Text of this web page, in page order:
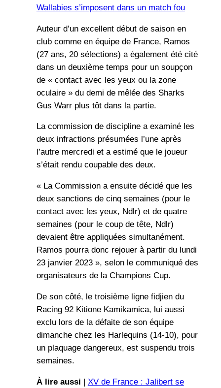
Wallabies s’imposent dans un match fou
Auteur d’un excellent début de saison en
club comme en équipe de France, Ramos
(27 ans, 20 sélections) a également été cité
dans un deuxième temps pour un soupçon
de « contact avec les yeux ou la zone
oculaire » du demi de mêlée des Sharks
Gus Warr plus tôt dans la partie.
La commission de discipline a examiné les
deux infractions présumées l’une après
l’autre mercredi et a estimé que le joueur
s’était rendu coupable des deux.
« La Commission a ensuite décidé que les
deux sanctions de cinq semaines (pour le
contact avec les yeux, Ndlr) et de quatre
semaines (pour le coup de tête, Ndlr)
devaient être appliquées simultanément.
Ramos pourra donc rejouer à partir du lundi
23 janvier 2023 », selon le communiqué des
organisateurs de la Champions Cup.
De son côté, le troisième ligne fidjien du
Racing 92 Kitione Kamikamica, lui aussi
exclu lors de la défaite de son équipe
dimanche chez les Harlequins (14-10), pour
un plaquage dangereux, est suspendu trois
semaines.
À lire aussi | XV de France : Jalibert se